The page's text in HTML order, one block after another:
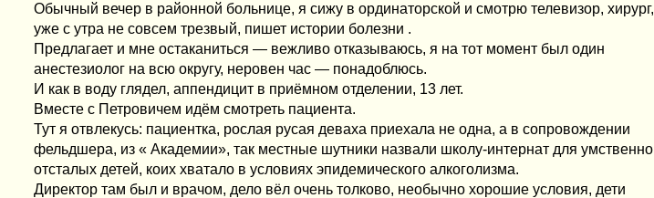
Обычный вечер в районной больнице, я сижу в ординаторской и смотрю телевизор, хирург,
уже с утра не совсем трезвый, пишет истории болезни .
Предлагает и мне остаканиться — вежливо отказываюсь, я на тот момент был один
анестезиолог на всю округу, неровен час — понадоблюсь.
И как в воду глядел, аппендицит в приёмном отделении, 13 лет.
Вместе с Петровичем идём смотреть пациента.
Тут я отвлекусь: пациентка, рослая русая деваха приехала не одна, а в сопровождении
фельдшера, из « Академии», так местные шутники назвали школу-интернат для умственно
отсталых детей, коих хватало в условиях эпидемического алкоголизма.
Директор там был и врачом, дело вёл очень толково, необычно хорошие условия, дети